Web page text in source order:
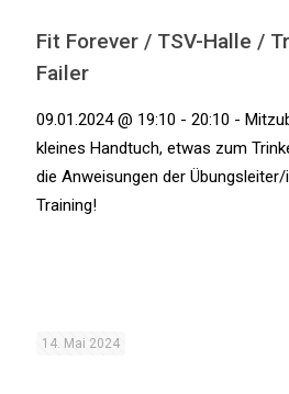
Fit Forever / TSV-Halle /
Failer
09.01.2024 @ 19:10 - 20:10 -
kleines Handtuch, etwas zum
die Anweisungen der
Training!
14. Mai 2024